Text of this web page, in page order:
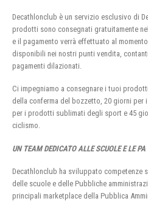
Decathlonclub è un servizio esclusivo di
prodotti sono consegnati gratuitamente
e il pagamento verrà effettuato al
disponibili nei nostri punti vendita,
pagamenti dilazionati.
Ci impegniamo a consegnare i tuoi
della conferma del bozzetto, 20 giorni
per i prodotti sublimati degli sport e 45
ciclismo.
UN TEAM DEDICATO ALLE SCUOLE E LE PA
Decathlonclub ha sviluppato competenze
delle scuole e delle Pubbliche
principali marketplace della Pubblica